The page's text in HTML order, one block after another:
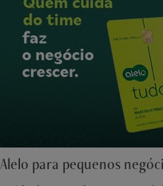
Alelo para pequenos